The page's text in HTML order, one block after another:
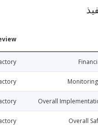
Satisfactory
Unsatisfactory
Overall